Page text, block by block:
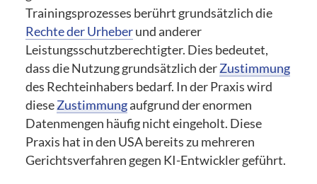
Trainingsprozesses berührt grundsätzlich die
Rechte der Urheberund anderer
Leistungsschutzberechtigter. Dies bedeutet,
dass die Nutzung grundsätzlich derZustimmung
des Rechteinhabers bedarf. In der Praxis wird
dieseZustimmungaufgrund der enormen
Datenmengen häufig nicht eingeholt. Diese
Praxis hat in den USA bereits zu mehreren
Gerichtsverfahren gegen KI-Entwickler geführt.